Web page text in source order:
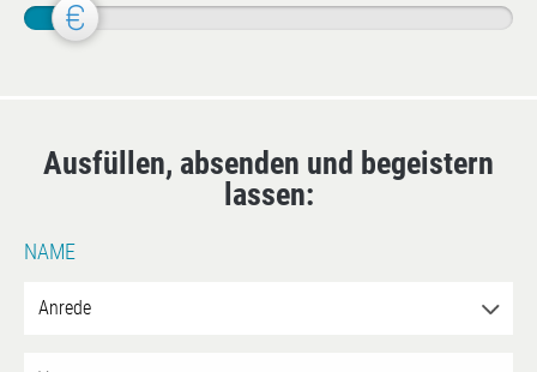
Ausfüllen, absenden und begeistern
lassen:
NAME